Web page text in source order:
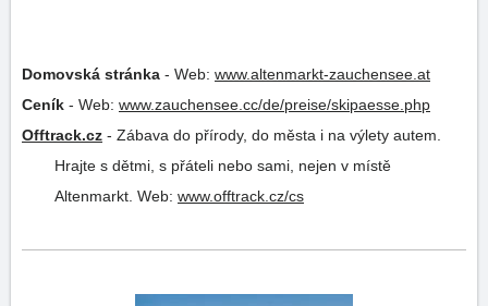
Domovská stránka - Web: www.altenmarkt-zauchensee.at
Ceník - Web: www.zauchensee.cc/de/preise/skipaesse.php
Offtrack.cz - Zábava do přírody, do města i na výlety autem.
Hrajte s dětmi, s přáteli nebo sami, nejen v místě
Altenmarkt. Web: www.offtrack.cz/cs